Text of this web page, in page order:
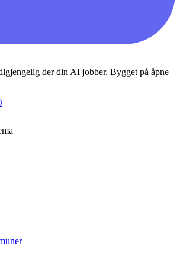
der din AI jobber. Bygget på åpne